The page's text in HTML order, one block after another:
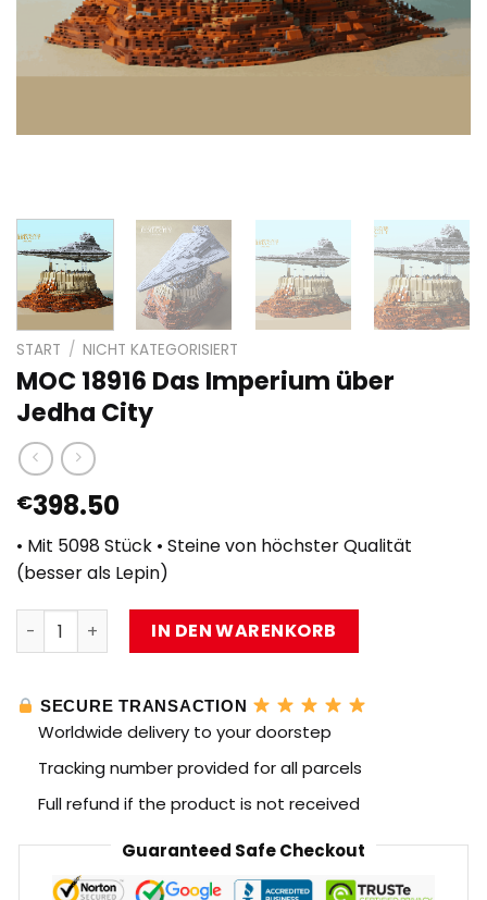
START / NICHT KATEGORISIERT
MOC 18916 Das Imperium über
Jedha City
€398.50
• Mit 5098 Stück • Steine von höchster Qualität
(besser als Lepin)
MOC 18916 Das Imperium über Jedha City Menge
IN DEN WARENKORB
SECURE TRANSACTION
Worldwide delivery to your doorstep
Tracking number provided for all parcels
Full refund if the product is not received
Guaranteed Safe Checkout